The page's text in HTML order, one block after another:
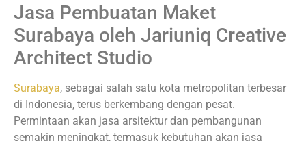
Jasa Pembuatan Maket
Surabaya oleh Jariuniq Creative
Architect Studio
Surabaya, sebagai salah satu kota metropolitan terbesar
di Indonesia, terus berkembang dengan pesat.
Permintaan akan jasa arsitektur dan pembangunan
semakin meningkat, termasuk kebutuhan akan jasa